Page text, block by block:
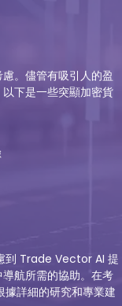
。儘管有吸引人的盈
下是一些突顯加密貨
到 Trade Vector AI 提
航所需的協助。在考
據詳細的研究和專業建